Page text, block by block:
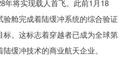
年将实现载人首飞。此前1月18
舱完成着陆缓冲系统的综合验证
。这标志着穿越者已成为全球第
缓冲技术的商业航天企业。